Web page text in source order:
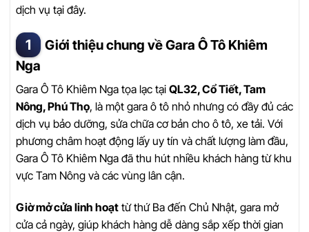
dịch vụ tại đây.
Giới thiệu chung về Gara Ô Tô Khiêm
Nga
Gara Ô Tô Khiêm Nga tọa lạc tại QL32, Cổ Tiết, Tam
Nông, Phú Thọ, là một gara ô tô nhỏ nhưng có đầy đủ các
dịch vụ bảo dưỡng, sửa chữa cơ bản cho ô tô, xe tải. Với
phương châm hoạt động lấy uy tín và chất lượng làm đầu,
Gara Ô Tô Khiêm Nga đã thu hút nhiều khách hàng từ khu
vực Tam Nông và các vùng lân cận.
Giờ mở cửa linh hoạt từ thứ Ba đến Chủ Nhật, gara mở
cửa cả ngày, giúp khách hàng dễ dàng sắp xếp thời gian